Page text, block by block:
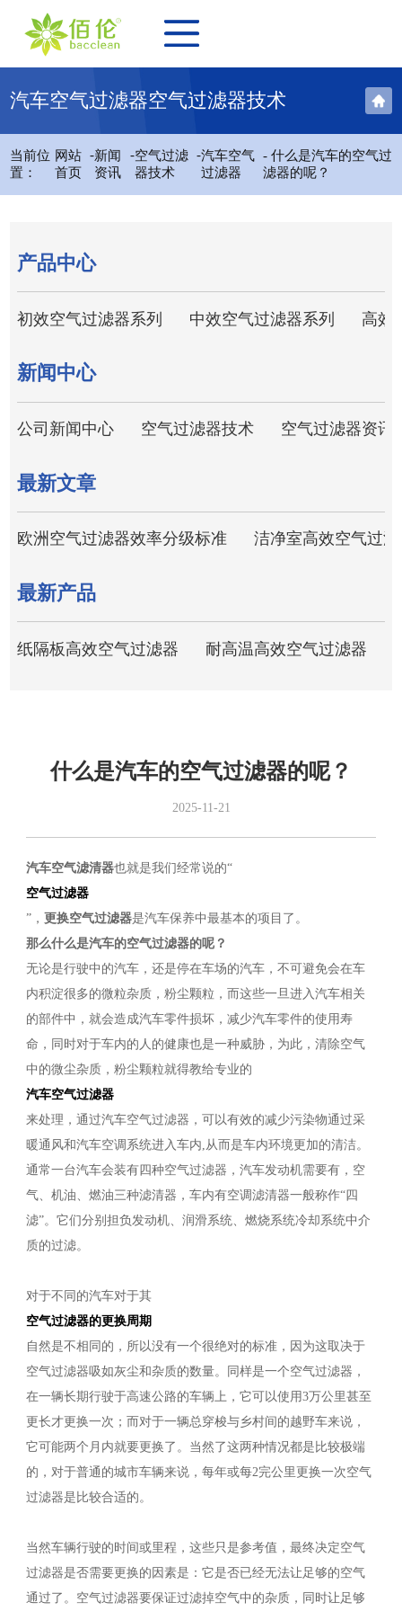
汽车空气过滤器空气过滤器技术
当前位
置：
网站
首页
-新闻
资讯
-空气过滤
器技术
-汽车空气
过滤器
- 什么是汽车的空气过
滤器的呢？
产品中心
初效空气过滤器系列 中效空气过滤器系列 高效
新闻中心
公司新闻中心 空气过滤器技术 空气过滤器资讯
最新文章
欧洲空气过滤器效率分级标准 洁净室高效空气过
最新产品
纸隔板高效空气过滤器 耐高温高效空气过滤器
什么是汽车的空气过滤器的呢？
2025-11-21
汽车空气滤清器也就是我们经常说的“
空气过滤器
”， 更换空气过滤器是汽车保养中最基本的项目了。
那么什么是汽车的空气过滤器的呢？
无论是行驶中的汽车，还是停在车场的汽车，不可避免会在车
内积淀很多的微粒杂质，粉尘颗粒，而这些一旦进入汽车相关
的部件中，就会造成汽车零件损坏，减少汽车零件的使用寿
命，同时对于车内的人的健康也是一种威胁，为此，清除空气
中的微尘杂质，粉尘颗粒就得教给专业的
汽车空气过滤器
来处理，通过汽车空气过滤器，可以有效的减少污染物通过采
暖通风和汽车空调系统进入车内,从而是车内环境更加的清洁。
通常一台汽车会装有四种空气过滤器，汽车发动机需要有，空
气、机油、燃油三种滤清器，车内有空调滤清器一般称作“四
滤”。它们分别担负发动机、润滑系统、燃烧系统冷却系统中介
质的过滤。
对于不同的汽车对于其
空气过滤器的更换周期
自然是不相同的，所以没有一个很绝对的标准，因为这取决于
空气过滤器吸如灰尘和杂质的数量。同样是一个空气过滤器，
在一辆长期行驶于高速公路的车辆上，它可以使用3万公里甚至
更长才更换一次；而对于一辆总穿梭与乡村间的越野车来说，
它可能两个月内就要更换了。当然了这两种情况都是比较极端
的，对于普通的城市车辆来说，每年或每2完公里更换一次空气
过滤器是比较合适的。
当然车辆行驶的时间或里程，这些只是参考值，最终决定空气
过滤器是否需要更换的因素是：它是否已经无法让足够的空气
通过了。空气过滤器要保证过滤掉空气中的杂质，同时让足够